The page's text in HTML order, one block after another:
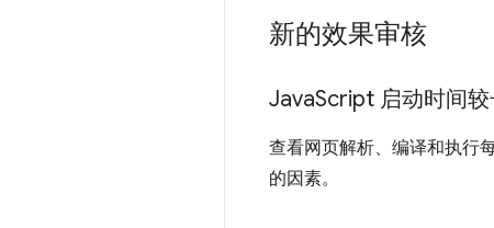
新的效果审核
JavaScript 启动时间较
查看网页解析、编译和执行
的因素。